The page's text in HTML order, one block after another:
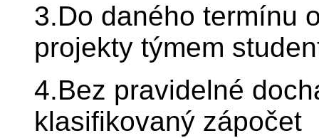
3.Do daného termínu
projekty týmem
4.Bez pravidelné
klasifikovaný zápočet